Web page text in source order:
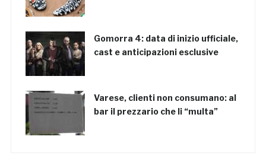
Gomorra 4: data di inizio ufficiale,
cast e anticipazioni esclusive
Varese, clienti non consumano: al
bar il prezzario che li “multa”